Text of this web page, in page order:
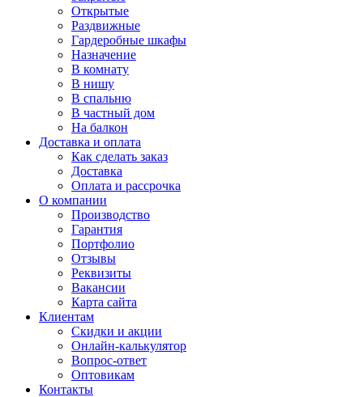
Открытые
Раздвижные
Гардеробные шкафы
Назначение
В комнату
В нишу
В спальню
В частный дом
На балкон
Доставка и оплата
Как сделать заказ
Доставка
Оплата и рассрочка
О компании
Производство
Гарантия
Портфолио
Отзывы
Реквизиты
Вакансии
Карта сайта
Клиентам
Скидки и акции
Онлайн-калькулятор
Вопрос-ответ
Оптовикам
Контакты